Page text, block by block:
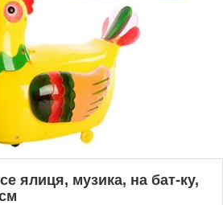
ялиця, музика, на бат-ку,